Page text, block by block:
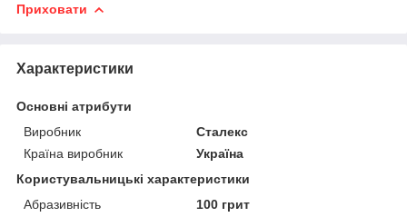
Приховати
Характеристики
Основні атрибути
Виробник
Сталекс
Країна виробник
Україна
Користувальницькі характеристики
Абразивність
100 грит